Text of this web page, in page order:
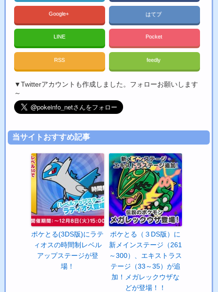
Google+ はてブ
LINE Pocket
RSS feedly
▼Twitterアカウントも作成しました。フォローお願いします
～
当サイトおすすめ記事
ポケとる(3DS版)にラテ
ィオスの時間制レベル
アップステージが登
場！
ポケとる（３DS版）に
新メインステージ（261
～300）、エキストラス
テージ（33～35）が追
加！メガレックウザな
どが登場！！